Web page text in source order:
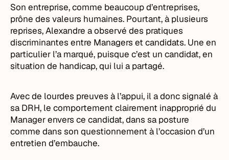
Son entreprise, comme beaucoup d’entreprises,
prône des valeurs humaines. Pourtant, à plusieurs
reprises, Alexandre a observé des pratiques
discriminantes entre Managers et candidats. Une en
particulier l’a marqué, puisque c’est un candidat, en
situation de handicap, qui lui a partagé.
Avec de lourdes preuves à l’appui, il a donc signalé à
sa DRH, le comportement clairement inapproprié du
Manager envers ce candidat, dans sa posture
comme dans son questionnement à l’occasion d’un
entretien d’embauche.